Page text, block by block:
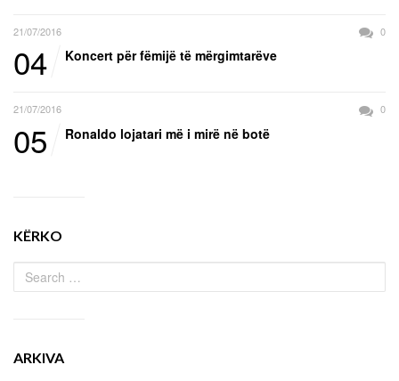
21/07/2016 0
04 Koncert për fëmijë të mërgimtarëve
21/07/2016 0
05 Ronaldo lojatari më i mirë në botë
KËRKO
ARKIVA